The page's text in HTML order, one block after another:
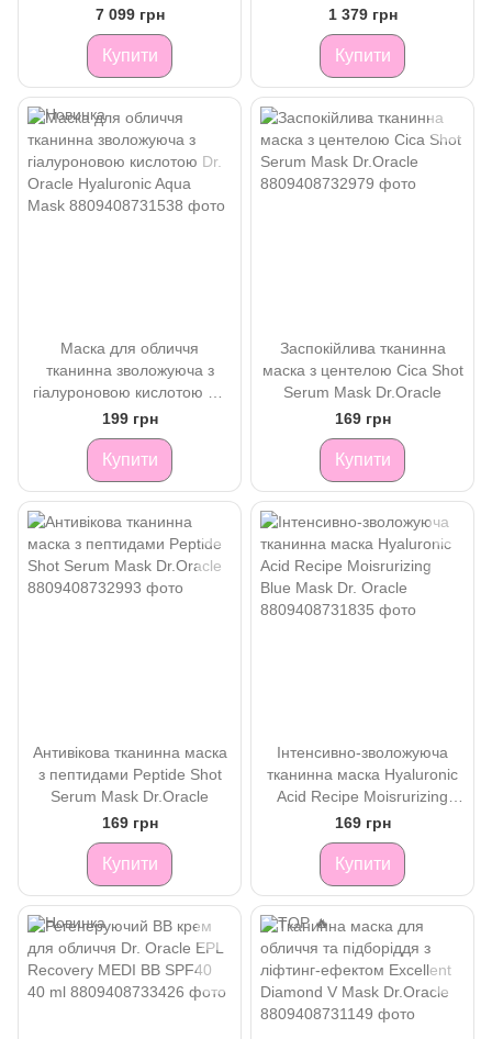
клітинами ReAGEN Anti-
Wrinkle Skin Care Set
Dr.Oracle
7 099 грн
Купити
Emulsion 120 ml
1 379 грн
Купити
Маска для обличчя
тканинна зволожуюча з
гіалуроновою кислотою Dr.
Oracle Hyaluronic Aqua
Mask
199 грн
Купити
Заспокійлива тканинна
маска з центелою Cica Shot
Serum Mask Dr.Oracle
169 грн
Купити
Антивікова тканинна маска
з пептидами Peptide Shot
Serum Mask Dr.Oracle
169 грн
Купити
Інтенсивно-зволожуюча
тканинна маска Hyaluronic
Acid Recipe Moisrurizing
Blue Mask Dr. Oracle
169 грн
Купити